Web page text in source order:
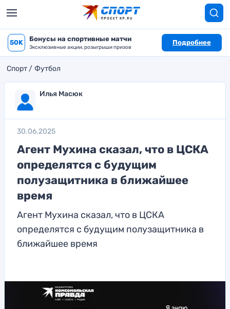
50K Бонусы на спортивные матчи
Эксклюзивные акции, розыгрыши призов
Подробнее
Спорт Футбол
Илья Масюк
30.06.2025
Агент Мухина сказал, что в ЦСКА
определятся с будущим
полузащитника в ближайшее
время
Агент Мухина сказал, что в ЦСКА
определятся с будущим полузащитника в
ближайшее время